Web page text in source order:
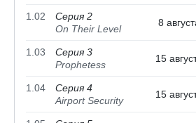
1.02
Серия 2
On Their Level
8
1.03
Серия 3
Prophetess
15
1.04
Серия 4
Airport Security
15